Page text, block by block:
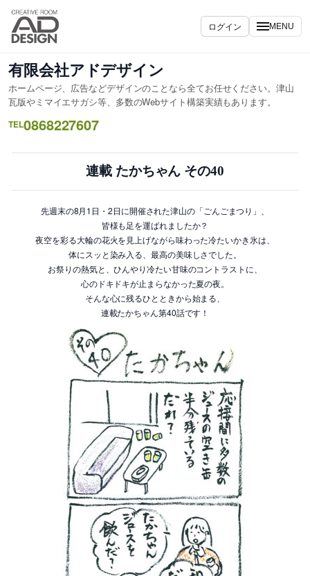
内
を
キ
ッ
プ
ログイン MENU
有限会社アドデザイン
ホームページ、広告などデザインのことなら全てお任せください。津山
瓦版やミマイエサガシ等、多数のWebサイト構築実績もあります。
TEL0868227607
連載 たかちゃん その40
先週末の8月1日・2日に開催された津山の「ごんごまつり」、
皆様も足を運ばれましたか？
夜空を彩る大輪の花火を見上げながら味わった冷たいかき氷は、
体にスッと染み入る、最高の美味しさでした。
お祭りの熱気と、ひんやり冷たい甘味のコントラストに、
心のドキドキが止まらなかった夏の夜。
そんな心に残るひとときから始まる、
連載たかちゃん第40話です！